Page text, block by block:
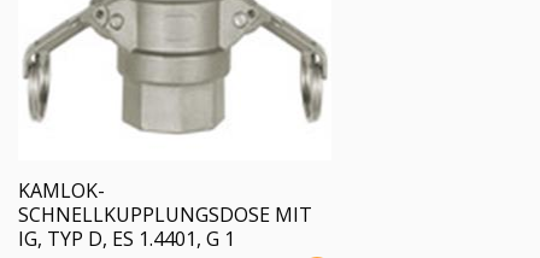
KAMLOK-
SCHNELLKUPPLUNGSDOSE MIT
IG, TYP D, ES 1.4401, G 1